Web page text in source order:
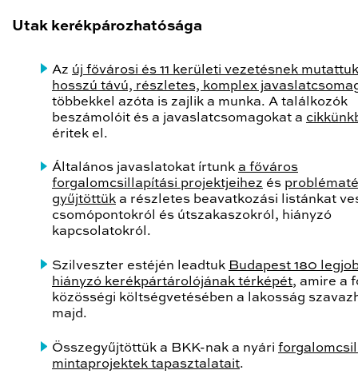
Utak kerékpározhatósága
Az új fővárosi és 11 kerületi vezetésnek
hosszú távú, részletes, komplex
többekkel azóta is zajlik a munka. A találkozók
beszámolóit és a javaslatcsomagokat a
éritek el.
Általános javaslatokat írtunk a főváros
forgalomcsillapítási projektjeihez és
gyűjtöttük a részletes beavatkozási listánkat
csomópontokról és útszakaszokról, hiányzó
kapcsolatokról.
Szilveszter estéjén leadtuk Budapest 180
hiányzó kerékpártárolójának térképét, amire a
közösségi költségvetésében a lakosság
majd.
Összegyűjtöttük a BKK-nak a nyári
mintaprojektek tapasztalatait.